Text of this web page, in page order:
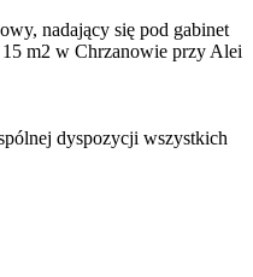
nadający się pod gabinet
m2 w Chrzanowie przy Alei
dyspozycji wszystkich